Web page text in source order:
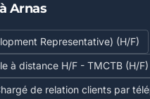
Arnas
Representative) (H/F)
à distance H/F - TMCTB (H/F)
de relation clients par